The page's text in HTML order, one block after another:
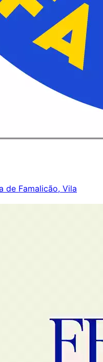
de Famalicão, Vila